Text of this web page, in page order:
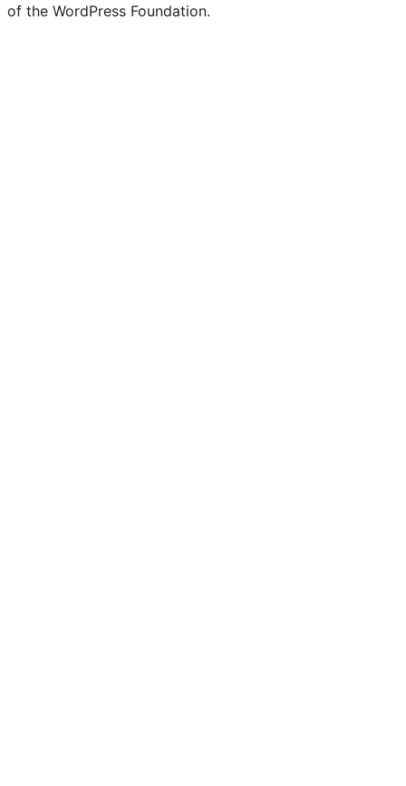
of the WordPress Foundation.